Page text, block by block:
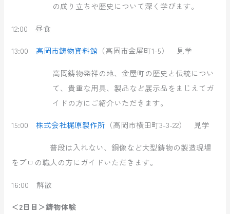
の成り立ちや歴史について深く学びます。
12:00 昼食
13:00 高岡市鋳物資料館 （高岡市金屋町1-5） 見学
高岡鋳物発祥の地、金屋町の歴史と伝統につい
て、貴重な用具、製品など展示品をまじえてガ
イドの方にご紹介いただきます。
15:00株式会社梶原製作所 （高岡市横田町3-3-22） 見学
普段は入れない、銅像など大型鋳物の製造現場
をプロの職人の方にガイドいただきます。
16:00 解散
＜2日目＞鋳物体験